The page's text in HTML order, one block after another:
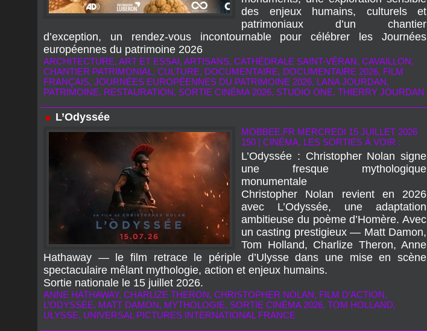
des enjeux humains, culturels et
patrimoniaux d’un chantier
d’exception, un rendez‑vous incontournable pour célébrer les Journées
européennes du patrimoine 2026
ARCHITECTURE, ART ET ESSAI, ARTISANS, CATHÉDRALE SAINT-VÉRAN, CAVAILLON,
CHANTIER PATRIMONIAL, CULTURE, DOCUMENTAIRE, DOCUMENTAIRE 2026, FILM
FRANÇAIS, JOURNÉES EUROPÉENNES DU PATRIMOINE 2026, LANA JOURDAN,
PATRIMOINE, RESTAURATION, SORTIE CINÉMA 2026, STUDIO ONE, THIERRY JOURDAN
L’Odyssée
MOBBEE.FR MERCREDI 15 JUILLET 2026
150 | CINÉMA, LES SORTIES À VOIR :
L’Odyssée : Christopher Nolan signe
une fresque mythologique
monumentale
Christopher Nolan revient en 2026
avec L’Odyssée, une adaptation
ambitieuse du poème d’Homère. Avec
un casting prestigieux — Matt Damon,
Tom Holland, Charlize Theron, Anne
Hathaway — le film retrace le périple d’Ulysse dans une mise en scène
spectaculaire mêlant mythologie, action et enjeux humains.
Sortie nationale le 15 juillet 2026.
ANNE HATHAWAY, CHARLIZE THERON, CHRISTOPHER NOLAN, FILM D’ACTION,
L’ODYSSÉE, MATT DAMON, MYTHOLOGIE, SORTIE CINÉMA 2026, TOM HOLLAND,
ULYSSE, UNIVERSAL PICTURES INTERNATIONAL FRANCE